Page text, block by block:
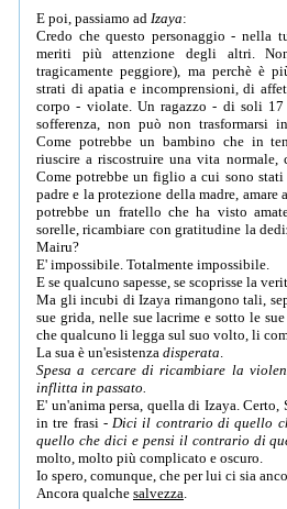
E poi, passiamo ad Izaya:
Credo che questo personaggio - nella
meriti più attenzione degli altri.
tragicamente peggiore), ma perchè è
strati di apatia e incomprensioni, di
corpo - violate. Un ragazzo - di soli
sofferenza, non può non trasformarsi
Come potrebbe un bambino che in
riuscire a riscostruire una vita normale,
Come potrebbe un figlio a cui sono
padre e la protezione della madre, amare
potrebbe un fratello che ha visto
sorelle, ricambiare con gratitudine la
Mairu?
E' impossibile. Totalmente impossibile.
E se qualcuno sapesse, se scoprisse la
Ma gli incubi di Izaya rimangono tali,
sue grida, nelle sue lacrime e sotto le sue
che qualcuno li legga sul suo volto, li
La sua è un'esistenza disperata
Spesa a cercare di ricambiare la
inflitta in passato.
E' un'anima persa, quella di Izaya.
in tre frasi - Dici il contrario di quello
quello che dici e pensi il contrario di
molto, molto più complicato e oscuro.
Io spero, comunque, che per lui ci sia
Ancora qualche salvezza